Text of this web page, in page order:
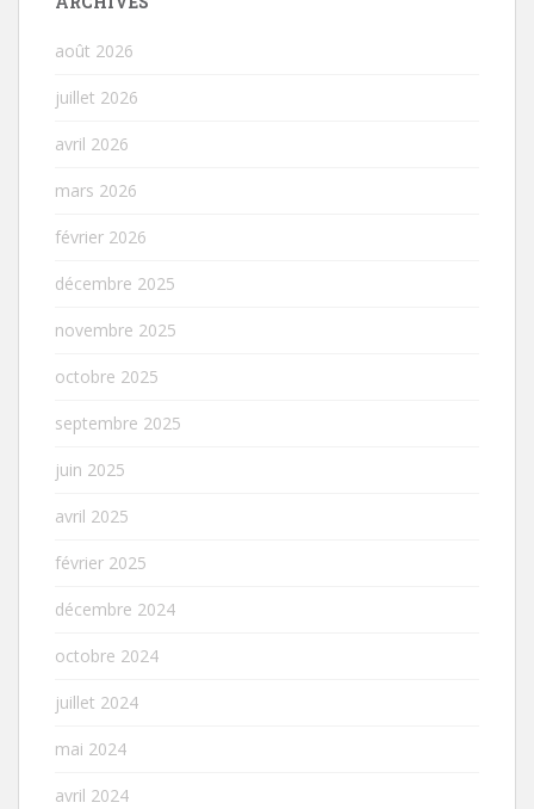
août 2026
juillet 2026
avril 2026
mars 2026
février 2026
décembre 2025
novembre 2025
octobre 2025
septembre 2025
juin 2025
avril 2025
février 2025
décembre 2024
octobre 2024
juillet 2024
mai 2024
avril 2024